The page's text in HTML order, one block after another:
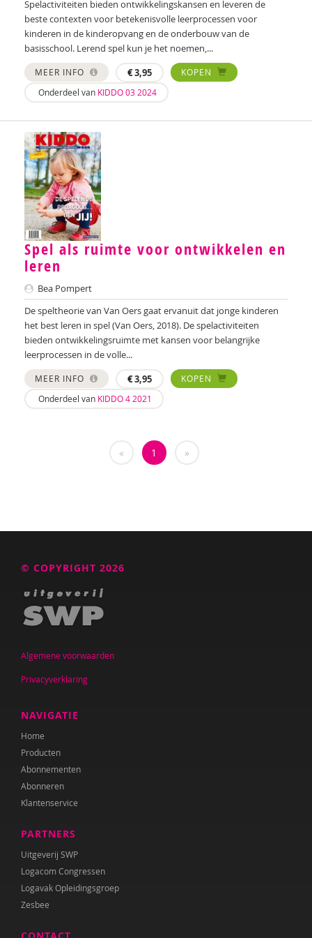
Anne Bijsterbosch
Joyce Blauwhoff
Mascha Boelaars
Annerieke Boland
Lilian van der Bolt
Marianne Boogaard
Caroline Boudry
Iris Brandsteder
Kees Broekhof
Miranda Bron
Helma Brouwers
Ed Buitenhek
Wouter Bulckaert
Ingrid Bunnik
Jeanet Bus
Jessica Crezee
Maartje van Daalen-Kapteijns
Resi Damhuis
Jan De Mets
Bart Declercq
Amanda Dietrich
Nanne van Doorn
Wieteke van Dort
Sandra van Duijn
Loïs Eijgenraam
Lonneke van Elburg
Lynn van Ewijk
Belinda Fallaux
Spelactiviteiten bieden ontwikkelingskansen en leveren de
beste contexten voor betekenisvolle leerprocessen voor
kinderen in de kinderopvang en de onderbouw van de
basisschool. Lerend spel kun je het noemen,...
MEER INFO €3,95
KOPEN
Onderdeel van KIDDO 03 2024
Spel als ruimte voor ontwikkelen en
leren
Bea Pompert
De speltheorie van Van Oers gaat ervanuit dat jonge kinderen
het best leren in spel (Van Oers, 2018). De spelactiviteiten
bieden ontwikkelingsruimte met kansen voor belangrijke
leerprocessen in de volle...
MEER INFO €3,95
KOPEN
Onderdeel van KIDDO 4 2021
« 1 »
© COPYRIGHT 2026
Algemene voorwaarden
Privacyverklaring
NAVIGATIE
Home
Producten
Abonnementen
Abonneren
Klantenservice
PARTNERS
Uitgeverij SWP
Logacom Congressen
Logavak Opleidingsgroep
Zesbee